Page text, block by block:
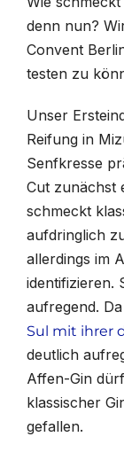
denn nun?
Convent
testen zu
Unser
Reifung in
Senfkresse
Cut zunächst
schmeckt
aufdringlich
allerdings im
identifizieren.
aufregend.
Sul mit ihrer
deutlich
Affen-Gin
klassischer
gefallen.